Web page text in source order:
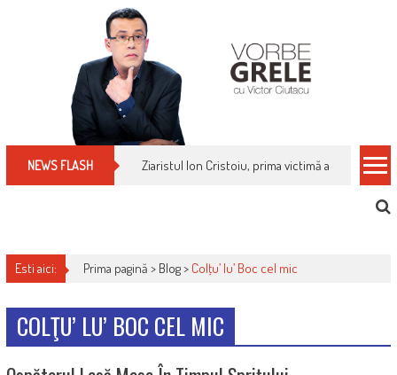
NEWS FLASH Ziaristul Ion Cristoiu, prima victimă a noi
Esti aici: Prima pagină > Blog> Colţu’ lu’ Boc cel mic
COLŢU’ LU’ BOC CEL MIC